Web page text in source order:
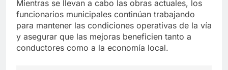
Mientras se llevan a cabo las obras actuales, los
funcionarios municipales continúan trabajando
para mantener las condiciones operativas de la vía
y asegurar que las mejoras beneficien tanto a
conductores como a la economía local.